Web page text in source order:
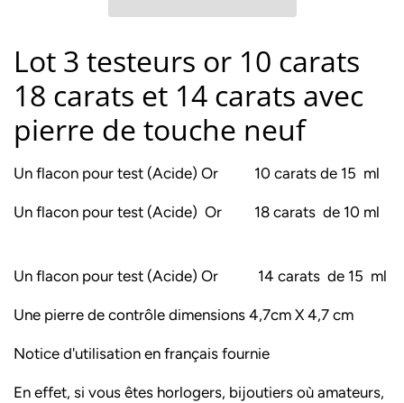
Lot 3 testeurs or 10 carats
18 carats et 14 carats avec
pierre de touche neuf
Un flacon pour test (Acide) Or 10 carats de 15 ml
Un flacon pour test (Acide) Or 18 carats de 10 ml
Un flacon pour test (Acide) Or 14 carats de 15 ml
Une pierre de contrôle dimensions 4,7cm X 4,7 cm
Notice d'utilisation en français fournie
En effet, si vous êtes horlogers, bijoutiers où amateurs,